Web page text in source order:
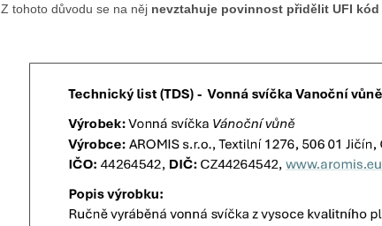
Z tohoto důvodu se na něj nevztahuje povinnost přidělit UFI kód